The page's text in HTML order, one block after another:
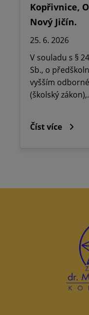
Kopřivnice,
Nový Jičín.
25. 6. 2026
V souladu s §
Sb., o
vyšším
(školský
Číst více